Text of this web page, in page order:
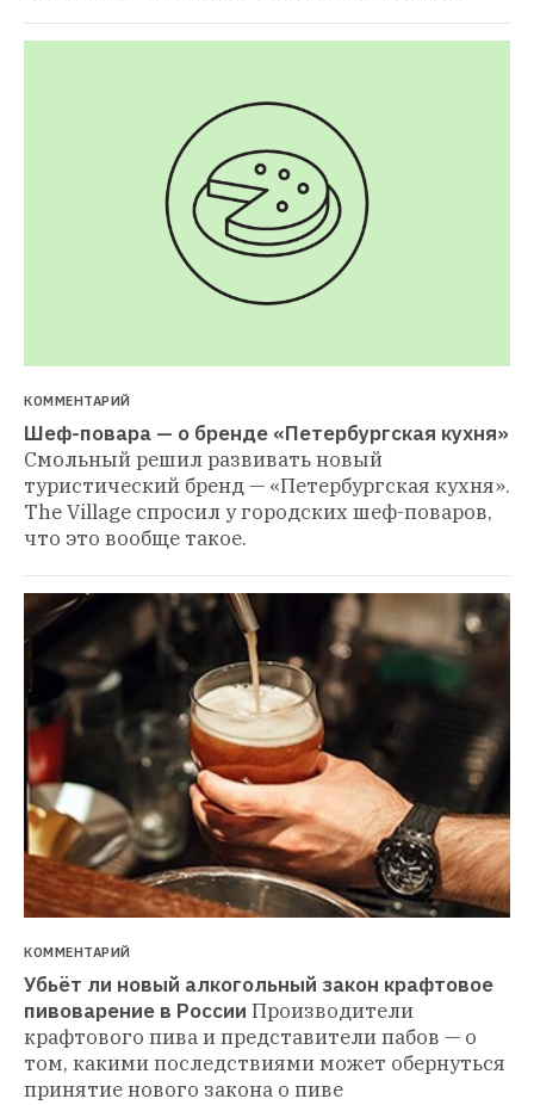
КОММЕНТАРИЙ
Шеф-повара — о бренде «Петербургская кухня»
Смольный решил развивать новый
туристический бренд — «Петербургская кухня».
The Village спросил у городских шеф-поваров,
что это вообще такое.
КОММЕНТАРИЙ
Убьёт ли новый алкогольный закон крафтовое
пивоварение в России Производители
крафтового пива и представители пабов — о
том, какими последствиями может обернуться
принятие нового закона о пиве